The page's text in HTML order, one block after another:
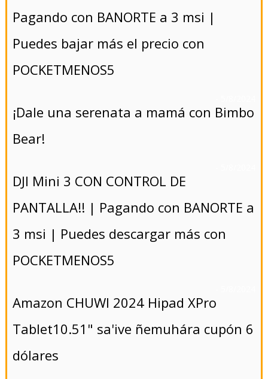
Pagando con BANORTE a 3 msi |
Puedes bajar más el precio con
POCKETMENOS5
¡Dale una serenata a mamá con Bimbo
Bear!
DJI Mini 3 CON CONTROL DE
PANTALLA!! | Pagando con BANORTE a
3 msi | Puedes descargar más con
POCKETMENOS5
Amazon CHUWI 2024 Hipad XPro
Tablet10.51" sa'ive ñemuhára cupón 6
dólares